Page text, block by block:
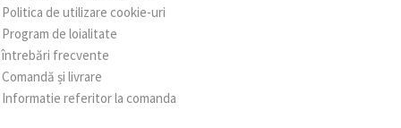
Politica de utilizare cookie-uri
Program de loialitate
întrebări frecvente
Comandă și livrare
Informatie referitor la comanda